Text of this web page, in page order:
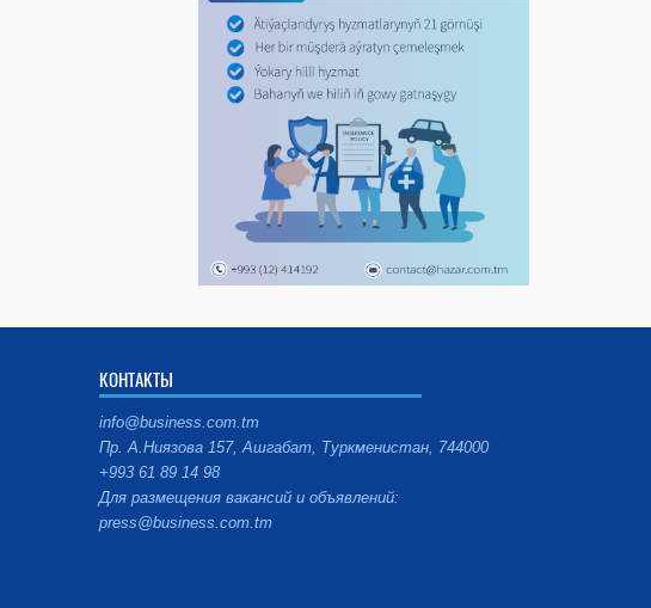
КОНТАКТЫ
info@business.com.tm
Пр. А.Ниязова 157, Ашгабат, Туркменистан, 744000
+993 61 89 14 98
Для размещения вакансий и объявлений:
press@business.com.tm